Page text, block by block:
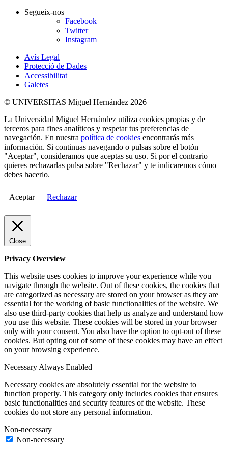
Segueix-nos
Facebook
Twitter
Instagram
Avís Legal
Protecció de Dades
Accessibilitat
Galetes
© UNIVERSITAS Miguel Hernández 2026
La Universidad Miguel Hernández utiliza cookies propias y de
terceros para fines analíticos y respetar tus preferencias de
navegación. En nuestra política de cookies encontrarás más
información. Si continuas navegando o pulsas sobre el botón
"Aceptar", consideramos que aceptas su uso. Si por el contrario
quieres rechazarlas pulsa sobre "Rechazar" y te indicaremos cómo
debes hacerlo.
Aceptar Rechazar
Close
Privacy Overview
This website uses cookies to improve your experience while you
navigate through the website. Out of these cookies, the cookies that
are categorized as necessary are stored on your browser as they are
essential for the working of basic functionalities of the website. We
also use third-party cookies that help us analyze and understand how
you use this website. These cookies will be stored in your browser
only with your consent. You also have the option to opt-out of these
cookies. But opting out of some of these cookies may have an effect
on your browsing experience.
Necessary Always Enabled
Necessary cookies are absolutely essential for the website to
function properly. This category only includes cookies that ensures
basic functionalities and security features of the website. These
cookies do not store any personal information.
Non-necessary
Non-necessary